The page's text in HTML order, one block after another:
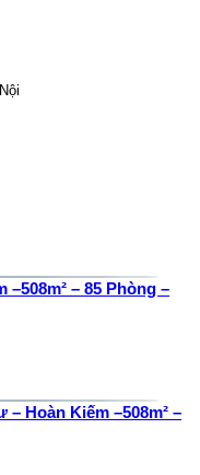
– 85 Phòng –
– Hoàn Kiếm –508m² –